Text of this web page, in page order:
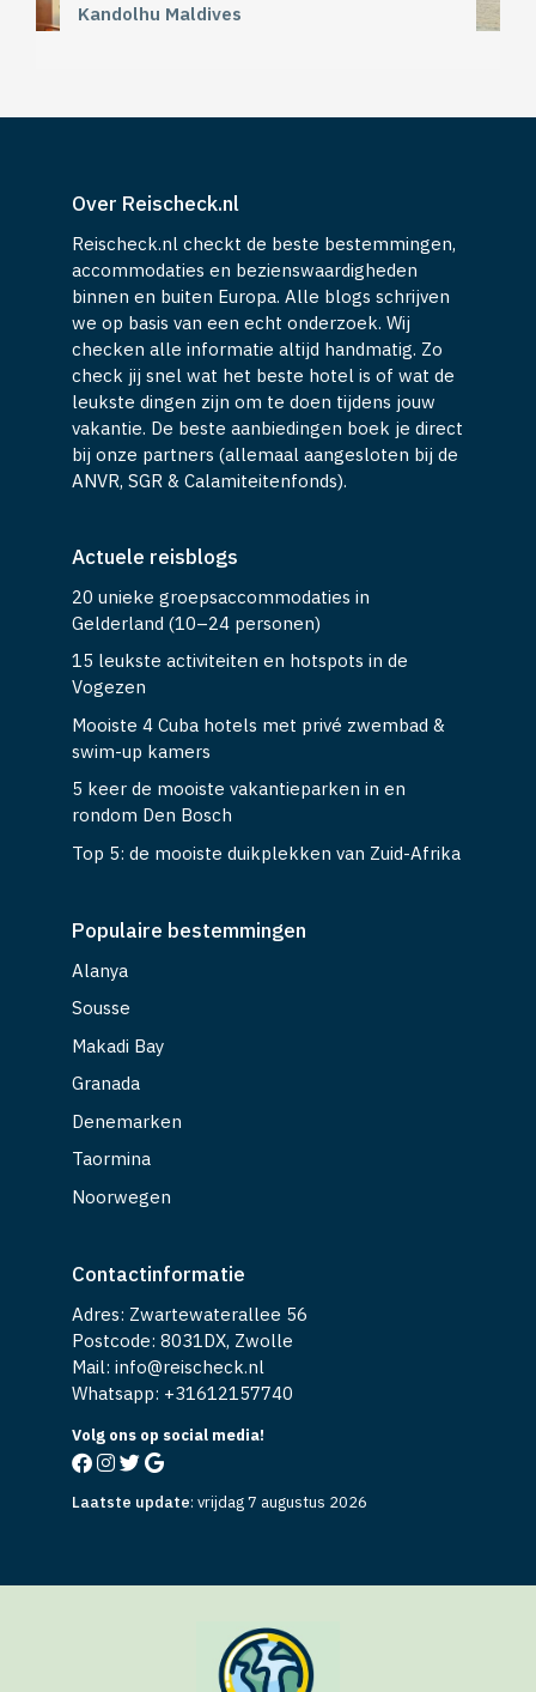
Kandolhu Maldives
Over Reischeck.nl
Reischeck.nl checkt de beste bestemmingen,
accommodaties en bezienswaardigheden
binnen en buiten Europa. Alle blogs schrijven
we op basis van een echt onderzoek. Wij
checken alle informatie altijd handmatig. Zo
check jij snel wat het beste hotel is of wat de
leukste dingen zijn om te doen tijdens jouw
vakantie. De beste aanbiedingen boek je direct
bij onze partners (allemaal aangesloten bij de
ANVR, SGR & Calamiteitenfonds).
Actuele reisblogs
20 unieke groepsaccommodaties in
Gelderland (10–24 personen)
15 leukste activiteiten en hotspots in de
Vogezen
Mooiste 4 Cuba hotels met privé zwembad &
swim-up kamers
5 keer de mooiste vakantieparken in en
rondom Den Bosch
Top 5: de mooiste duikplekken van Zuid-Afrika
Populaire bestemmingen
Alanya
Sousse
Makadi Bay
Granada
Denemarken
Taormina
Noorwegen
Contactinformatie
Adres: Zwartewaterallee 56
Postcode: 8031DX, Zwolle
Mail: info@reischeck.nl
Whatsapp: +31612157740
Volg ons op social media!
Laatste update: vrijdag 7 augustus 2026